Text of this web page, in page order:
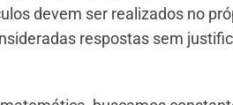
devem ser realizados no
respostas sem